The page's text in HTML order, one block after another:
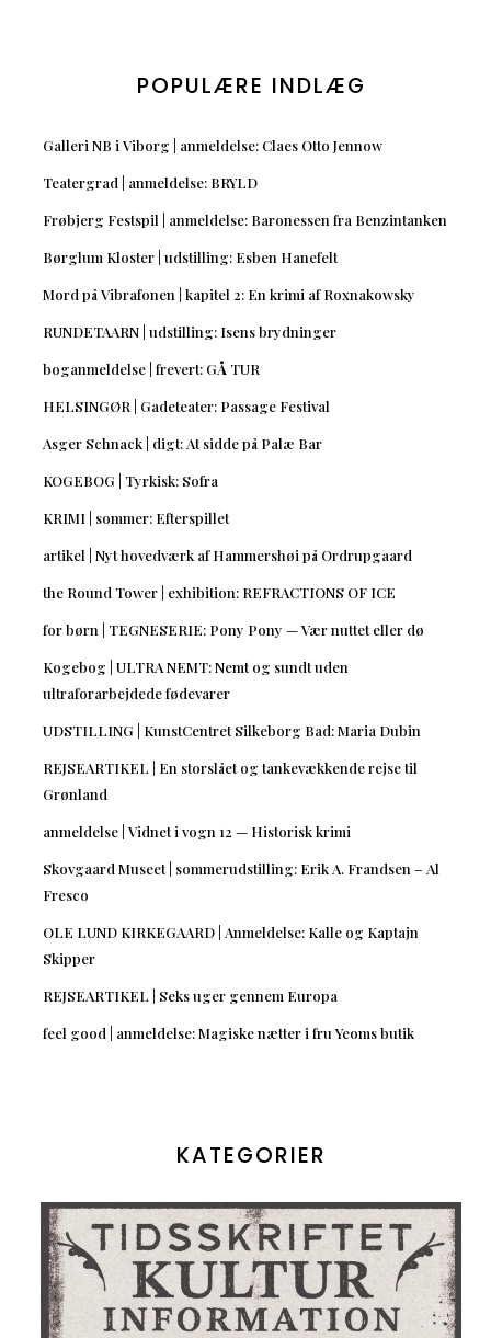
POPULÆRE INDLÆG
Galleri NB i Viborg | anmeldelse: Claes Otto Jennow
Teatergrad | anmeldelse: BRYLD
Frøbjerg Festspil | anmeldelse: Baronessen fra Benzintanken
Børglum Kloster | udstilling: Esben Hanefelt
Mord på Vibrafonen | kapitel 2: En krimi af Roxnakowsky
RUNDETAARN | udstilling: Isens brydninger
boganmeldelse | frevert: GÅ TUR
HELSINGØR | Gadeteater: Passage Festival
Asger Schnack | digt: At sidde på Palæ Bar
KOGEBOG | Tyrkisk: Sofra
KRIMI | sommer: Efterspillet
artikel | Nyt hovedværk af Hammershøi på Ordrupgaard
the Round Tower | exhibition: REFRACTIONS OF ICE
for børn | TEGNESERIE: Pony Pony — Vær nuttet eller dø
Kogebog | ULTRA NEMT: Nemt og sundt uden
ultraforarbejdede fødevarer
UDSTILLING | KunstCentret Silkeborg Bad: Maria Dubin
REJSEARTIKEL | En storslået og tankevækkende rejse til
Grønland
anmeldelse | Vidnet i vogn 12 — Historisk krimi
Skovgaard Museet | sommerudstilling: Erik A. Frandsen – Al
Fresco
OLE LUND KIRKEGAARD | Anmeldelse: Kalle og Kaptajn
Skipper
REJSEARTIKEL | Seks uger gennem Europa
feel good | anmeldelse: Magiske nætter i fru Yeoms butik
KATEGORIER